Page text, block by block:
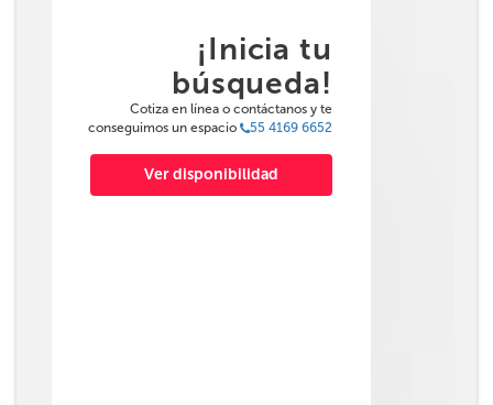
¡Inicia tu
búsqueda!
Cotiza en línea o contáctanos y te
conseguimos un espacio
55 4169 6652
Ver disponibilidad